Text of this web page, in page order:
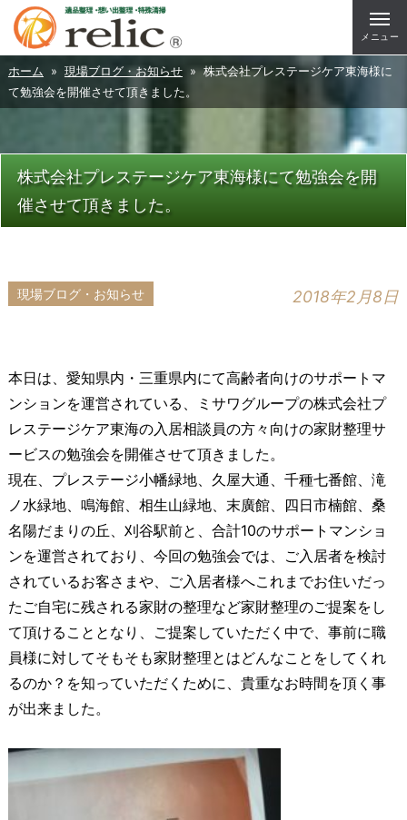
メニュー
ホーム » 現場ブログ・お知らせ» 株式会社プレステージケア東海様に
て勉強会を開催させて頂きました。
株式会社プレステージケア東海様にて勉強会を開
催させて頂きました。
現場ブログ・お知らせ 2018年2月8日
本日は、愛知県内・三重県内にて高齢者向けのサポートマ
ンションを運営されている、ミサワグループの株式会社プ
レステージケア東海の入居相談員の方々向けの家財整理サ
ービスの勉強会を開催させて頂きました。
現在、プレステージ小幡緑地、久屋大通、千種七番館、滝
ノ水緑地、鳴海館、相生山緑地、末廣館、四日市楠館、桑
名陽だまりの丘、刈谷駅前と、合計10のサポートマンショ
ンを運営されており、今回の勉強会では、ご入居者を検討
されているお客さまや、ご入居者様へこれまでお住いだっ
たご自宅に残される家財の整理など家財整理のご提案をし
て頂けることとなり、ご提案していただく中で、事前に職
員様に対してそもそも家財整理とはどんなことをしてくれ
るのか？を知っていただくために、貴重なお時間を頂く事
が出来ました。